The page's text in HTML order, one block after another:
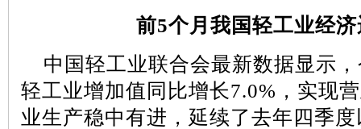
前5个月我国轻工业经
中国轻工业联合会最新数据显示
轻工业增加值同比增长7.0% ，实现
业生产稳中有进，延续了去年四季